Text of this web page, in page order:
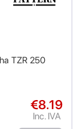
TZR 250
€8.19
Inc. IVA